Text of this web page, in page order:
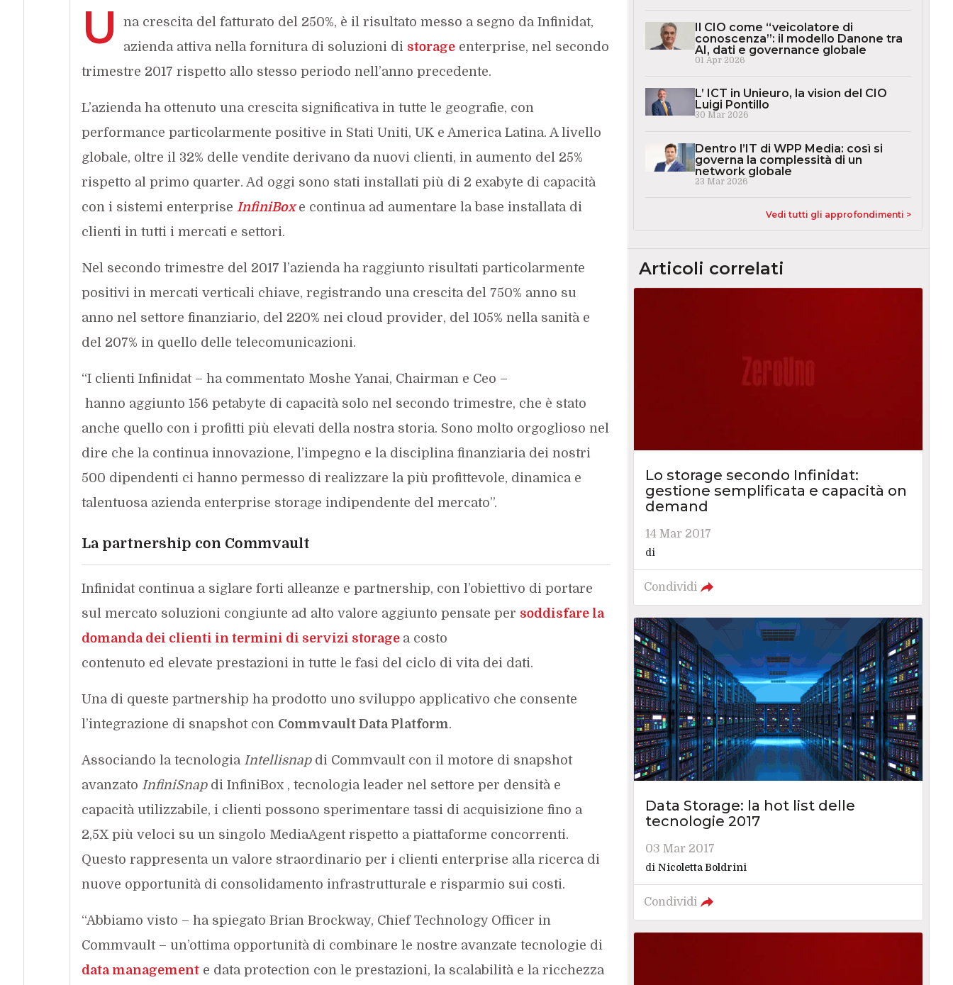
U
na crescita del fatturato del 250%, è il risultato messo a segno da Infinidat,
azienda attiva nella fornitura di soluzioni di storageenterprise, nel secondo
trimestre 2017 rispetto allo stesso periodo nell’anno precedente.
L’azienda ha ottenuto una crescita significativa in tutte le geografie, con
performance particolarmente positive in Stati Uniti, UK e America Latina. A livello
globale, oltre il 32% delle vendite derivano da nuovi clienti, in aumento del 25%
rispetto al primo quarter. Ad oggi sono stati installati più di 2 exabyte di capacità
con i sistemi enterprise InfiniBox e continua ad aumentare la base installata di
clienti in tutti i mercati e settori.
Nel secondo trimestre del 2017 l’azienda ha raggiunto risultati particolarmente
positivi in mercati verticali chiave, registrando una crescita del 750% anno su
anno nel settore finanziario, del 220% nei cloud provider, del 105% nella sanità e
del 207% in quello delle telecomunicazioni.
“I clienti Infinidat – ha commentato Moshe Yanai, Chairman e Ceo –
hanno aggiunto 156 petabyte di capacità solo nel secondo trimestre, che è stato
anche quello con i profitti più elevati della nostra storia. Sono molto orgoglioso nel
dire che la continua innovazione, l’impegno e la disciplina finanziaria dei nostri
500 dipendenti ci hanno permesso di realizzare la più profittevole, dinamica e
talentuosa azienda enterprise storage indipendente del mercato”.
La partnership con Commvault
Infinidat continua a siglare forti alleanze e partnership, con l’obiettivo di portare
sul mercato soluzioni congiunte ad alto valore aggiunto pensate per soddisfare la
domanda dei clienti in termini di servizi storage a costo
contenuto ed elevate prestazioni in tutte le fasi del ciclo di vita dei dati.
Una di queste partnership ha prodotto uno sviluppo applicativo che consente
l’integrazione di snapshot con CommvaultData Platform.
Associando la tecnologia Intellisnap di Commvault con il motore di snapshot
avanzato InfiniSnap di InfiniBox , tecnologia leader nel settore per densità e
capacità utilizzabile, i clienti possono sperimentare tassi di acquisizione fino a
2,5X più veloci su un singolo MediaAgent rispetto a piattaforme concorrenti.
Questo rappresenta un valore straordinario per i clienti enterprise alla ricerca di
nuove opportunità di consolidamento infrastrutturale e risparmio sui costi.
“Abbiamo visto – ha spiegato Brian Brockway, Chief Technology Officer in
Commvault – un’ottima opportunità di combinare le nostre avanzate tecnologie di
data managemente data protection con le prestazioni, la scalabilità e la ricchezza
Il CIO come “veicolatore di
conoscenza”: il modello Danone tra
AI, dati e governance globale
01 Apr 2026
L’ ICT in Unieuro, la vision del CIO
Luigi Pontillo
30 Mar 2026
Dentro l’IT di WPP Media: così si
governa la complessità di un
network globale
23 Mar 2026
Vedi tutti gli approfondimenti >
Articoli correlati
Lo storage secondo Infinidat:
gestione semplificata e capacità on
demand
14 Mar 2017
di
Condividi
Data Storage: la hot list delle
tecnologie 2017
03 Mar 2017
di Nicoletta Boldrini
Condividi